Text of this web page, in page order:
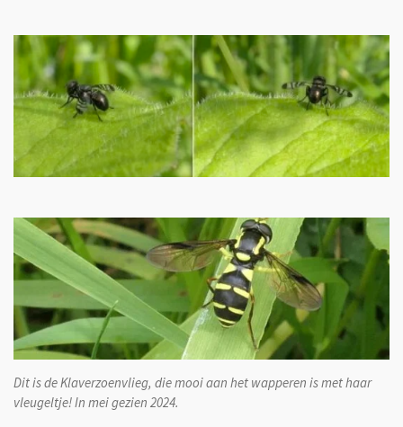
Dit is de Klaverzoenvlieg, die mooi aan het wapperen is met haar
vleugeltje! In mei gezien 2024.